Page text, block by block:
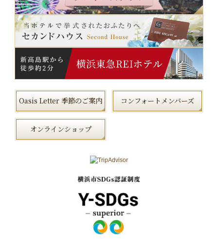
Oasis Letter 季節のご案内 コンフォートメンバーズ
オンラインショップ